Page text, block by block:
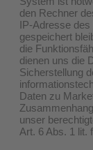
den Rechner
IP-Adresse
gespeichert
die
dienen uns die
Sicherstellung
Daten zu
unser
Art. 6 Abs. 1 lit.